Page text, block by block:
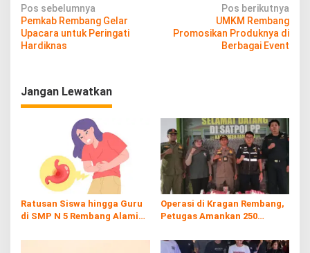
N
a
v
g
a
s
Pos sebelumnya
Pemkab Rembang Gelar
Upacara untuk Peringati
Hardiknas
Pos berikutnya
UMKM Rembang
Promosikan Produknya di
Berbagai Event
Jangan Lewatkan
Ratusan Siswa hingga Guru
di SMP N 5 Rembang Alami
Operasi di Kragan Rembang,
Petugas Amankan 250